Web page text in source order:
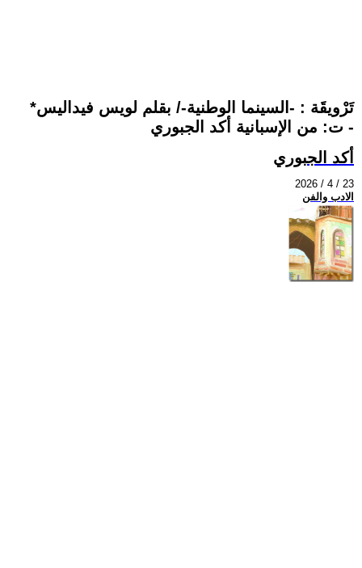
تَرْويقَة : -السينما الوطنية-/ بقلم لويس فيداليس*
- ت: من الإسبانية أكد الجبوري
أكد الجبوري
2026 / 4 / 23
الادب والفن